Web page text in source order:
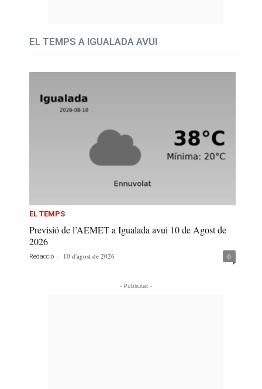
EL TEMPS A IGUALADA AVUI
EL TEMPS
Previsió de l’AEMET a Igualada avui 10 de Agost de
2026
Redacció - 10 d'agost de 2026 0
- Publicitat -